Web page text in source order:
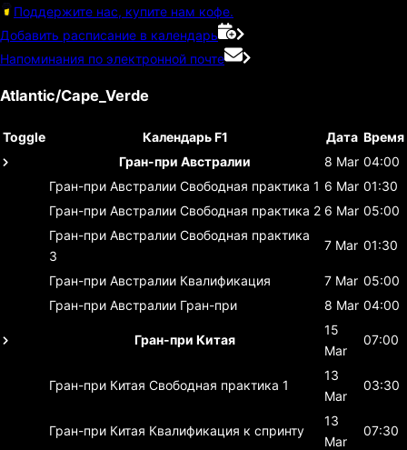
Поддержите нас, купите нам кофе.
Добавить расписание в календарь
Напоминания по электронной почте
Atlantic/Cape_Verde
Toggle Календарь F1 Дата Время
Гран-при Австралии
8 Mar 04:00
Гран-при Австралии Свободная практика 1 6 Mar 01:30
Гран-при Австралии Свободная практика 2 6 Mar 05:00
Гран-при Австралии Свободная практика
3
7 Mar 01:30
Гран-при Австралии Квалификация 7 Mar 05:00
Гран-при Австралии Гран-при 8 Mar 04:00
Гран-при Китая
15
Mar
07:00
Гран-при Китая Свободная практика 1
13
Mar
03:30
Гран-при Китая Квалификация к спринту
13
Mar
07:30